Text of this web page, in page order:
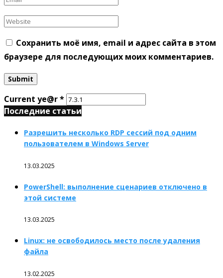
Сохранить моё имя, email и адрес сайта в этом
браузере для последующих моих комментариев.
Current ye@r*
Последние статьи
Разрешить несколько RDP сессий под одним
пользователем в Windows Server
13.03.2025
PowerShell: выполнение сценариев отключено в
этой системе
13.03.2025
Linux: не освободилось место после удаления
файла
13.02.2025